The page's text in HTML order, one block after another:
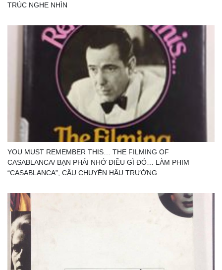
TRÚC NGHE NHÌN
YOU MUST REMEMBER THIS… THE FILMING OF
CASABLANCA/ BẠN PHẢI NHỚ ĐIỀU GÌ ĐÓ… LÀM PHIM
“CASABLANCA”, CÂU CHUYỆN HẬU TRƯỜNG